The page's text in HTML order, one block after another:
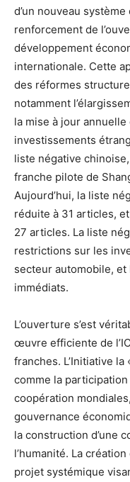
d’un nouveau
renforcement de
développement
internationale. Cette
des réformes
notamment
la mise à jour
investissements
liste négative
franche pilote de
Aujourd’hui, la liste
réduite à 31 articles,
27 articles. La liste
restrictions sur les
secteur automobile,
immédiats.
L’ouverture s’est
œuvre efficiente de
franches. L’Initiative
comme la
coopération
gouvernance
la construction d’une
l’humanité. La
projet systémique